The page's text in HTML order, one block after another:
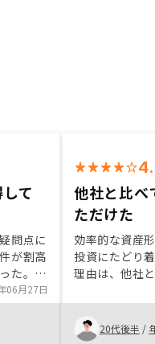
て
問点に
が割高
た。コ
、物件
からし
06月27日
他社と比べ
ただけた
効率的な資産
投資にたどり
理由は、他社
20代後半 /